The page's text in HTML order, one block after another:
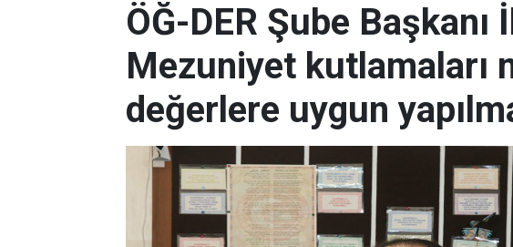
ÖĞ-DER Şube Başkanı
Mezuniyet kutlamaları
değerlere uygun